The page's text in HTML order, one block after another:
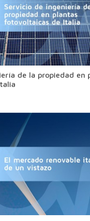
de la propiedad en